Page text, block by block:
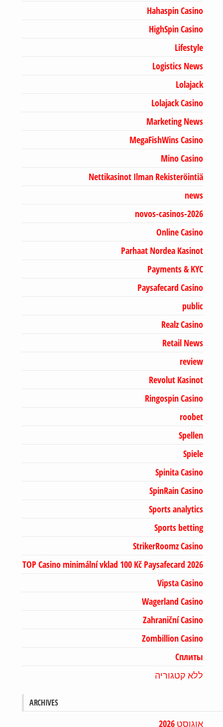
Hahaspin Casino
HighSpin Casino
Lifestyle
Logistics News
Lolajack
Lolajack Casino
Marketing News
MegaFishWins Casino
Mino Casino
Nettikasinot Ilman Rekisteröintiä
news
novos-casinos-2026
Online Casino
Parhaat Nordea Kasinot
Payments & KYC
Paysafecard Casino
public
Realz Casino
Retail News
review
Revolut Kasinot
Ringospin Casino
roobet
Spellen
Spiele
Spinita Casino
SpinRain Casino
Sports analytics
Sports betting
StrikerRoomz Casino
TOP Casino minimální vklad 100 Kč Paysafecard 2026
Vipsta Casino
Wagerland Casino
Zahraniční Casino
Zombillion Casino
Сплиты
ללא קטגוריה
ARCHIVES
אוגוסט 2026